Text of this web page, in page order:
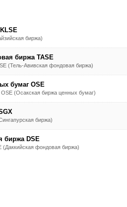
биржа)
биржа TASE
(Тель-Авивская фондовая биржа)
бумаг OSE
(Осакская биржа ценных бумаг)
биржа)
биржа DSE
(Даккийская фондовая биржа)